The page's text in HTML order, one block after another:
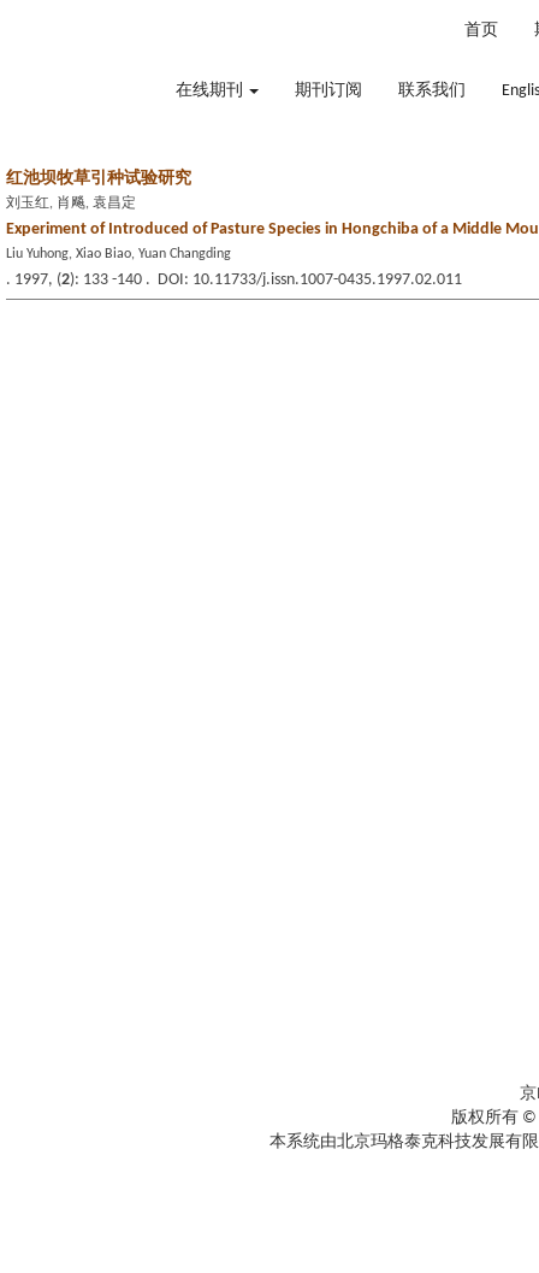
首页
在线期刊 期刊订阅 联系我们
红池坝牧草引种试验研究
刘玉红, 肖飚, 袁昌定
Experiment of Introduced of Pasture Species in Hongchiba of a Middle
Liu Yuhong, Xiao Biao, Yuan Changding
. 1997, (2): 133 -140 . DOI: 10.11733/j.issn.1007-0435.1997.02.011
京
版权所有 ©
本系统由北京玛格泰克科技发展有